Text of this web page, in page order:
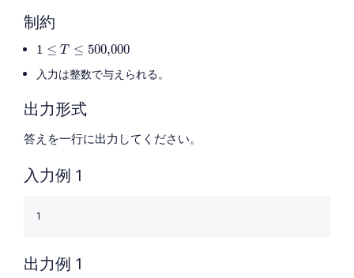
制約
1 ≤ T ≤ 500,000
1 ≤T≤500,000
入力は整数で与えられる。
出力形式
答えを一行に出力してください。
入力例 1
出力例 1